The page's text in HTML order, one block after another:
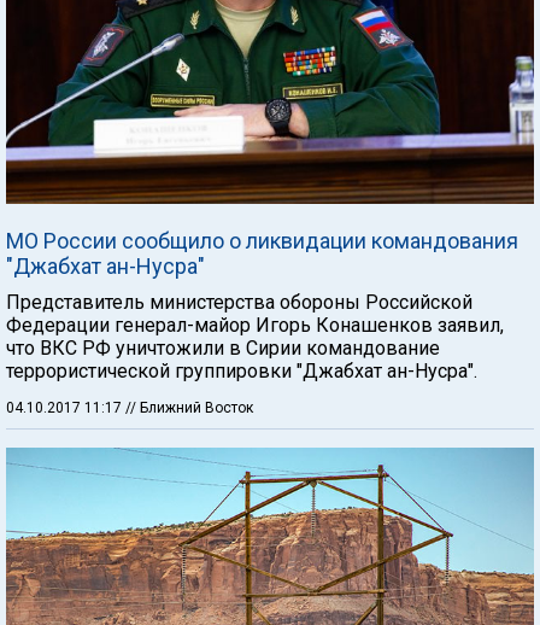
МО России сообщило о ликвидации командования
"Джабхат ан-Нусра"
Представитель министерства обороны Российской
Федерации генерал-майор Игорь Конашенков заявил,
что ВКС РФ уничтожили в Сирии командование
террористической группировки "Джабхат ан-Нусра".
04.10.2017 11:17 // Ближний Восток